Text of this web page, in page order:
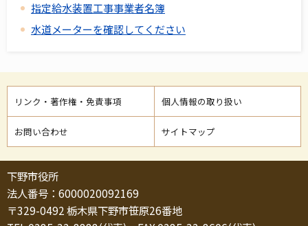
指定給水装置工事事業者名簿
水道メーターを確認してください
リンク・著作権・免責事項 個人情報の取り扱い
お問い合わせ サイトマップ
下野市役所
法人番号：6000020092169
〒329-0492 栃木県下野市笹原26番地